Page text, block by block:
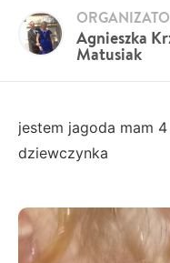
Agnieszka
Matusiak
jestem jagoda mam
dziewczynka